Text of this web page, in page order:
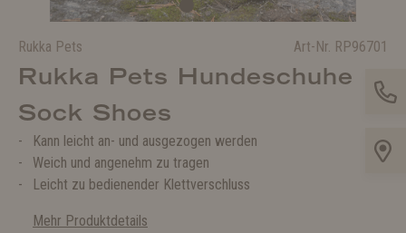
Rukka Pets Art-Nr. RP96701
Rukka Pets Hundeschuhe
Sock Shoes
Kann leicht an- und ausgezogen werden
Weich und angenehm zu tragen
Leicht zu bedienender Klettverschluss
Mehr Produktdetails